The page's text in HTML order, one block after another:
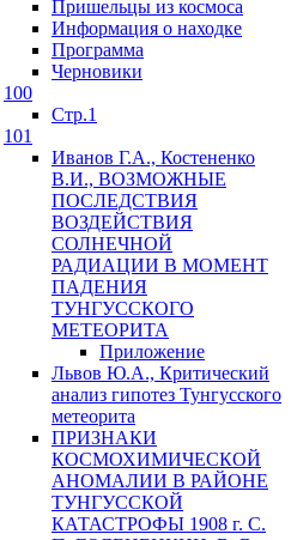
Пришельцы из космоса
Информация о находке
Программа
Черновики
100
Стр.1
101
Иванов Г.А., Костененко
В.И., ВОЗМОЖНЫЕ
ПОСЛЕДСТВИЯ
ВОЗДЕЙСТВИЯ
СОЛНЕЧНОЙ
РАДИАЦИИ В МОМЕНТ
ПАДЕНИЯ
ТУНГУССКОГО
MЕТЕОРИТА
Приложение
Львов Ю.A., Критический
анализ гипотез Тунгусского
метеорита
ПРИЗНАКИ
КОСМОХИМИЧЕСКОЙ
АНОМАЛИИ В РАЙОНЕ
ТУНГУССКОЙ
КАТАСТРОФЫ 1908 г. С.